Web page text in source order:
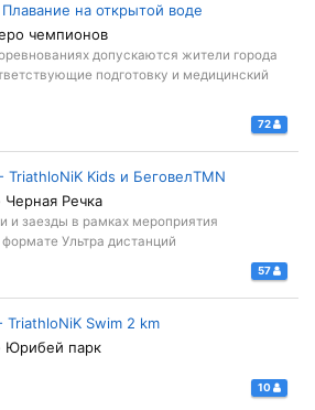
Плавание на открытой воде
чемпионов
допускаются жители города
подготовку и медицинский
72
- TriathloNiK Kids и БеговелTMN
Речка
и заезды в рамках мероприятия
Ультра дистанций
57
TriathloNiK Swim 2 km
Юрибей парк
10